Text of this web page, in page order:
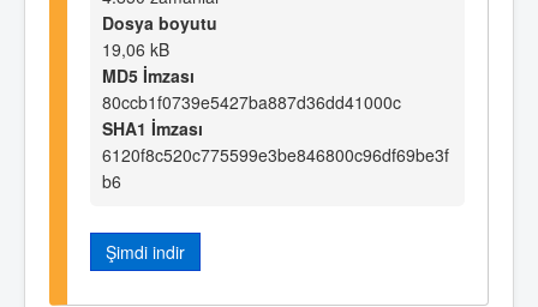
Dosya boyutu
19,06 kB
MD5 İmzası
80ccb1f0739e5427ba887d36dd41000c
SHA1 İmzası
6120f8c520c775599e3be846800c96df69be3f
b6
Şimdi indir